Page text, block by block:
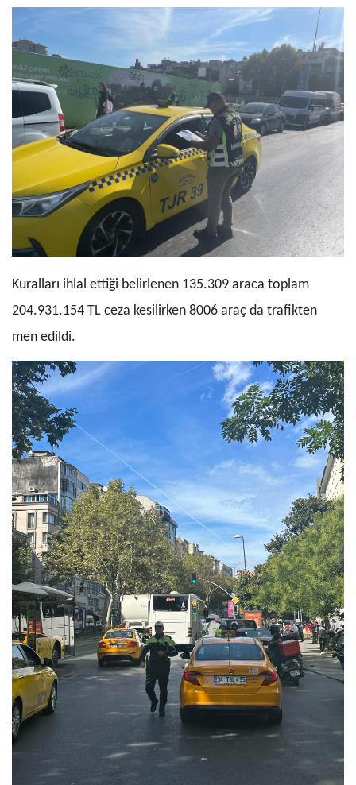
Kuralları ihlal ettiği belirlenen 135.309 araca toplam
204.931.154 TL ceza kesilirken 8006 araç da trafikten
men edildi.